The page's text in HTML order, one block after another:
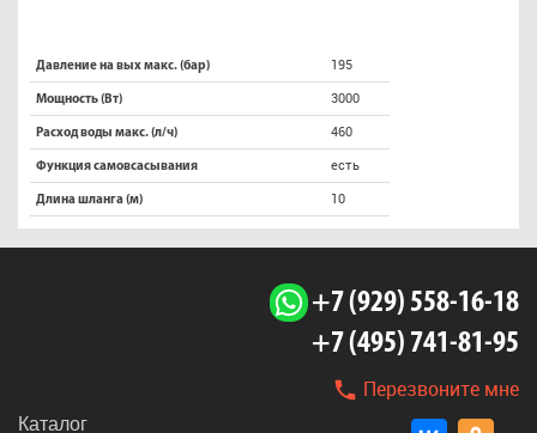
Давление на вых макс. (бар) 195
Мощность (Вт) 3000
Расход воды макс. (л/ч) 460
Функция самовсасывания есть
Длина шланга (м) 10
+7 (929) 558-16-18
+7 (495) 741-81-95
Перезвоните мне
Каталог